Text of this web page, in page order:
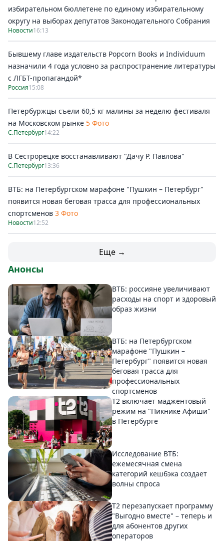
избирательном бюллетене по единому избирательному
округу на выборах депутатов Законодательного Собрания
Новости16:13
Бывшему главе издательств Popcorn Books и Individuum
назначили 4 года условно за распространение литературы
с ЛГБТ-пропагандой*
Россия15:08
Петербуржцы съели 60,5 кг малины за неделю фестиваля
на Московском рынке 5 Фото
С.Петербург14:22
В Сестрорецке восстанавливают "Дачу Р. Павлова"
С.Петербург13:36
ВТБ: на Петербургском марафоне "Пушкин – Петербург"
появится новая беговая трасса для профессиональных
спортсменов 3 Фото
Новости12:52
Еще →
Анонсы
ВТБ: россияне увеличивают
расходы на спорт и здоровый
образ жизни
ВТБ: на Петербургском
марафоне "Пушкин –
Петербург" появится новая
беговая трасса для
профессиональных
спортсменов
Т2 включает маджентовый
режим на "Пикнике Афиши"
в Петербурге
Исследование ВТБ:
ежемесячная смена
категорий кешбэка создает
волны спроса
Т2 перезапускает программу
"Выгодно вместе" – теперь и
для абонентов других
операторов